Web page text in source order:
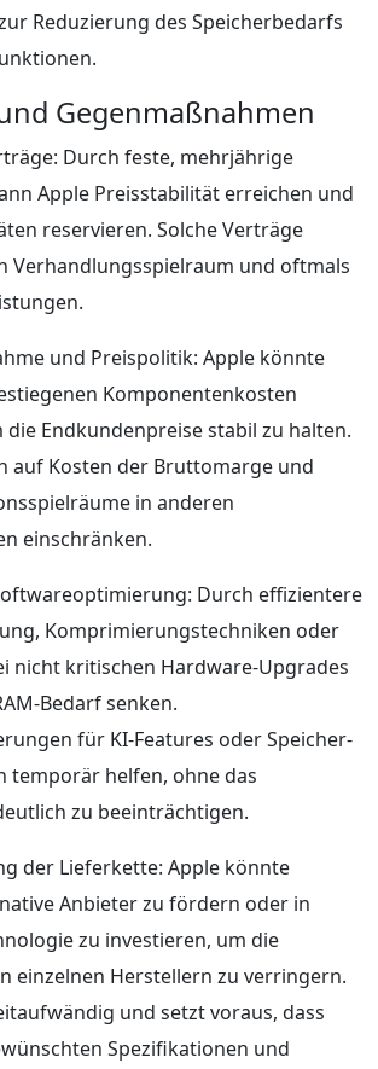
Reduzierung des Speicherbedarfs
Gegenmaßnahmen
Durch feste, mehrjährige
Apple Preisstabilität erreichen und
reservieren. Solche Verträge
Verhandlungsspielraum und oftmals
und Preispolitik: Apple könnte
Komponentenkosten
Endkundenpreise stabil zu halten.
auf Kosten der Bruttomarge und
in anderen
einschränken.
Durch effizientere
Komprimierungstechniken oder
nicht kritischen Hardware-Upgrades
Bedarf senken.
für KI-Features oder Speicher-
temporär helfen, ohne das
zu beeinträchtigen.
der Lieferkette: Apple könnte
Anbieter zu fördern oder in
zu investieren, um die
einzelnen Herstellern zu verringern.
und setzt voraus, dass
Spezifikationen und